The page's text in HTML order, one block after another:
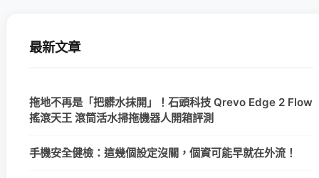
最新文章
拖地不再是「把髒水抹開」！石頭科技 Qrevo Edge 2 Flow
搖滾天王 滾筒活水掃拖機器人開箱評測
手機安全健檢：這幾個設定沒關，個資可能早就在外流！